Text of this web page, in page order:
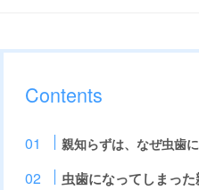
Contents
親知らずは、なぜ虫歯
虫歯になってしまっ